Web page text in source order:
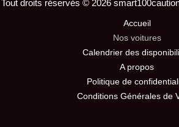
Tout droits réservés © 2026
Accueil
Nos voitures
Calendrier des
A propos
Politique de
Conditions Générales de